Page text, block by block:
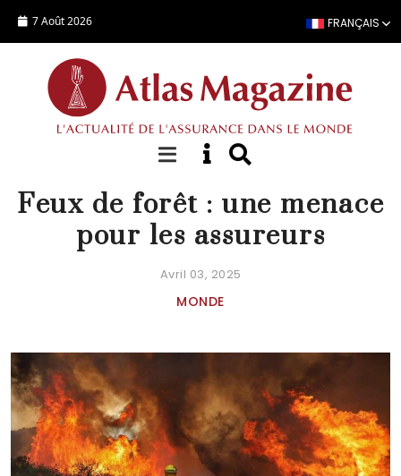
7 Août 2026 FRANÇAIS
FOCUS
Feux de forêt : une menace
pour les assureurs
Avril 03, 2025
MONDE